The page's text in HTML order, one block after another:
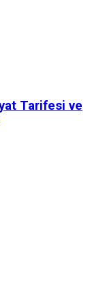
Tarifesi ve